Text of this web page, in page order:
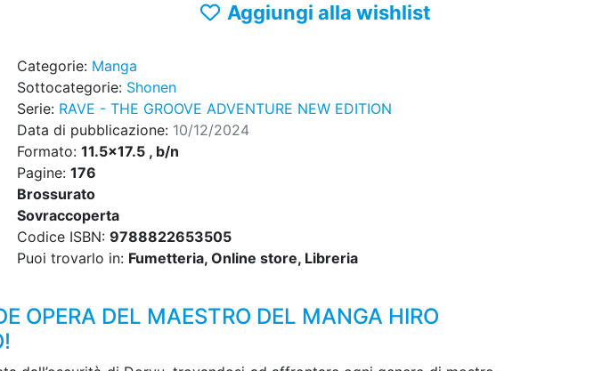
Aggiungi alla wishlist
Categorie: Manga
Sottocategorie: Shonen
Serie: RAVE - THE GROOVE ADVENTURE NEW EDITION
Data di pubblicazione: 10/12/2024
Formato: 11.5x17.5 , b/n
Pagine: 176
Brossurato
Sovraccoperta
Codice ISBN: 9788822653505
Puoi trovarlo in: Fumetteria, Online store, Libreria
OPERA DEL MAESTRO DEL MANGA HIRO